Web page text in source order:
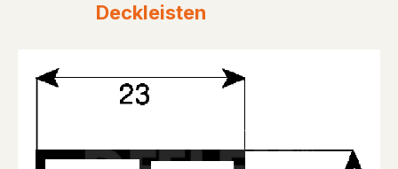
Deckleisten